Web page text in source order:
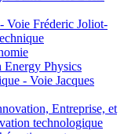
Voie Fréderic Joliot-
Physics
- Voie Jacques
Entreprise, et
technologique